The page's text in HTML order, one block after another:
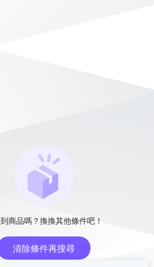
商品嗎？換換其他條件吧！
清除條件再搜尋